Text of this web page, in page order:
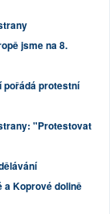
jsme na 8.
pořádá protestní
"Protestovat
a Koprové dolině